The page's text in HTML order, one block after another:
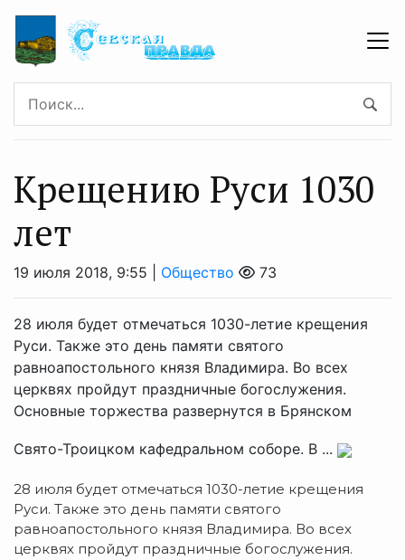
Крещению Руси 1030
лет
19 июля 2018, 9:55 | Общество 73
28 июля будет отмечаться 1030-летие крещения
Руси. Также это день памяти святого
равноапостольного князя Владимира. Во всех
церквях пройдут праздничные богослужения.
Основные торжества развернутся в Брянском
Свято-Троицком кафедральном соборе. В ...
28 июля будет отмечаться 1030-летие крещения
Руси. Также это день памяти святого
равноапостольного князя Владимира. Во всех
церквях пройдут праздничные богослужения.